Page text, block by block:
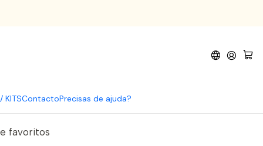
KITSContactoPrecisas de ajuda?
agora
favoritos